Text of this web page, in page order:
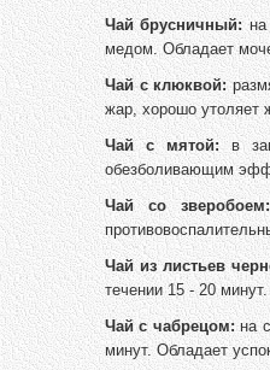
Чай брусничный:
медом. Обладает
Чай с клюквой:
жар, хорошо утоляет
Чай с мятой:
в
обезболивающим
Чай со зверобоем:
Чай из листьев
течении 15 - 20
Чай с чабрецом:на
минут. Обладает